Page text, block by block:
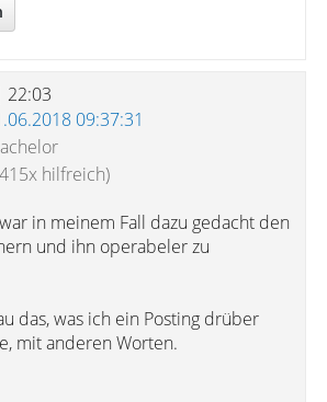
22:03
09:37:31
hilfreich)
in meinem Fall dazu gedacht den
und ihn operabeler zu
das, was ich ein Posting drüber
mit anderen Worten.